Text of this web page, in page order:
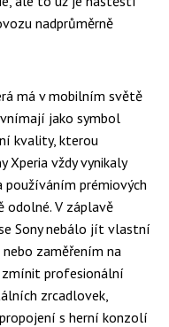
nadprůměrně
má v mobilním světě
jako symbol
kvality, kterou
Xperia vždy vynikaly
prémiových
odolné. V záplavě
Sony nebálo jít vlastní
zaměřením na
zmínit profesionální
zrcadlovek,
s herní konzolí